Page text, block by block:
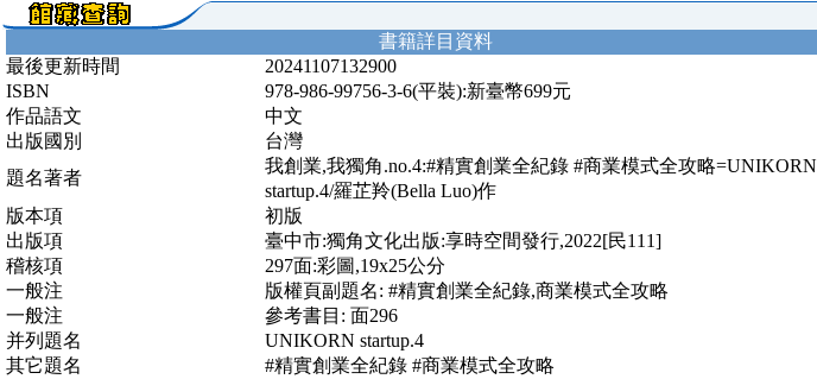
書籍詳目資料
最後更新時間
20241107132900
ISBN
978-986-99756-3-6(平裝):新臺幣699元
作品語文
中文
出版國別
台灣
題名著者
我創業,我獨角.no.4:#精實創業全紀錄 #商業模式全攻略=UNIKORN
startup.4/羅芷羚(Bella Luo)作
版本項
初版
出版項
臺中市:獨角文化出版:享時空間發行,2022[民111]
稽核項
297面:彩圖,19x25公分
一般注
版權頁副題名: #精實創業全紀錄,商業模式全攻略
一般注
參考書目: 面296
并列題名
UNIKORN startup.4
其它題名
#精實創業全紀錄 #商業模式全攻略